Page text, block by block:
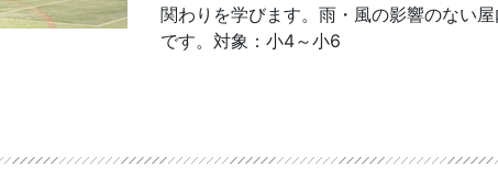
関わりを学びます。雨・風の影響のない
です。対象：小4～小6